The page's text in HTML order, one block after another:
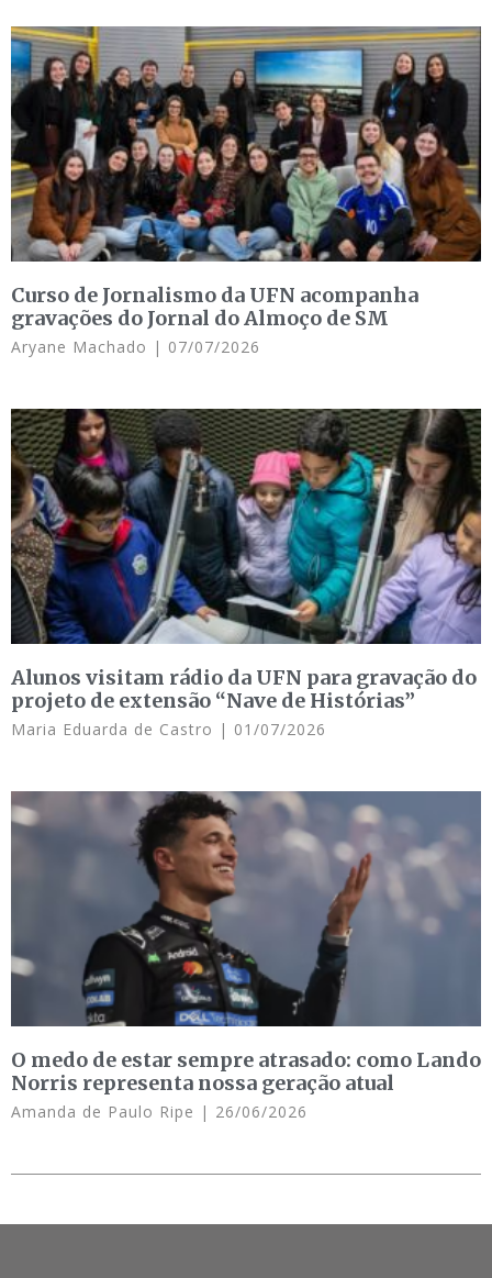
Curso de Jornalismo da UFN acompanha
gravações do Jornal do Almoço de SM
Aryane Machado 07/07/2026
Alunos visitam rádio da UFN para gravação do
projeto de extensão “Nave de Histórias”
Maria Eduarda de Castro 01/07/2026
O medo de estar sempre atrasado: como Lando
Norris representa nossa geração atual
Amanda de Paulo Ripe 26/06/2026